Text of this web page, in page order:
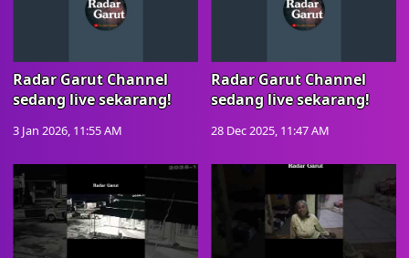
Radar Garut Channel
sedang live sekarang!
3 Jan 2026, 11:55 AM
Radar Garut Channel
sedang live sekarang!
28 Dec 2025, 11:47 AM